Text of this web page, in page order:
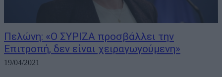
Πελώνη: «Ο ΣΥΡΙΖΑ προσβάλλει την
Επιτροπή, δεν είναι χειραγωγούμενη»
19/04/2021